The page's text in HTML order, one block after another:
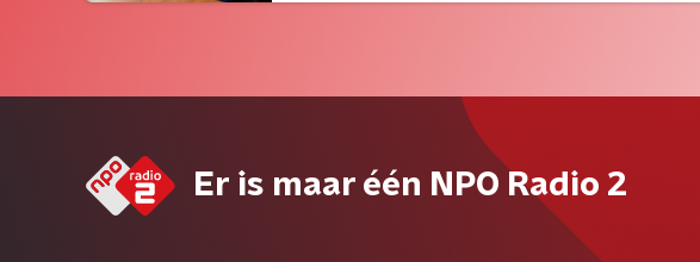
Er is maar één NPO Radio 2